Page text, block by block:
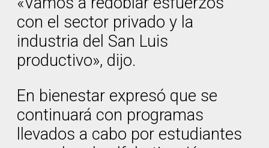
con el sector privado y la
industria del San Luis
productivo», dijo.
En bienestar expresó que se
continuará con programas
llevados a cabo por estudiantes